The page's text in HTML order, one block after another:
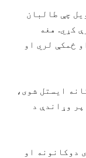
چې طالبان
کړي. هغه
ځمکې لري او
ایستل شوی،
وړاندې د
دوکانونه او